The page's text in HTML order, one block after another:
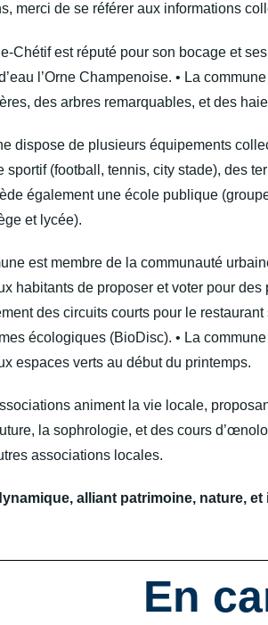
merci de se référer aux informations
Chétif est réputé pour son bocage et
l’Orne Champenoise. • La
des arbres remarquables, et des
dispose de plusieurs équipements
(football, tennis, city stade), des
également une école publique
et lycée).
est membre de la communauté
habitants de proposer et voter pour
des circuits courts pour le
écologiques (BioDisc). • La
espaces verts au début du printemps.
animent la vie locale,
la sophrologie, et des cours
associations locales.
alliant patrimoine, nature,
En